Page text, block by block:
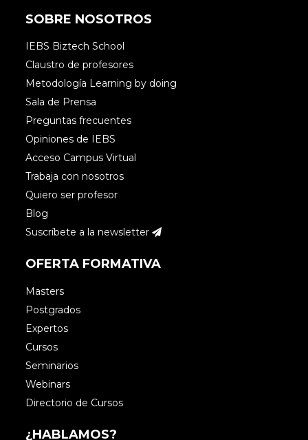
SOBRE NOSOTROS
IEBS Biztech School
Claustro de profesores
Metodología Learning by doing
Sala de Prensa
Preguntas frecuentes
Opiniones de IEBS
Acceso Campus Virtual
Trabaja con nosotros
Quiero ser profesor
Blog
Suscríbete a la newsletter
OFERTA FORMATIVA
Masters
Postgrados
Expertos
Cursos
Seminarios
Webinars
Directorio de Cursos
¿HABLAMOS?